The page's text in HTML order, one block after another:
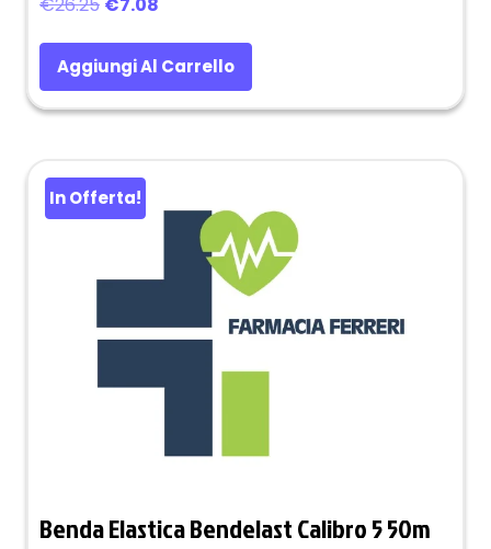
era:
è:
Aggiungi Al Carrello
In Offerta!
Benda Elastica Bendelast Calibro 5 50m